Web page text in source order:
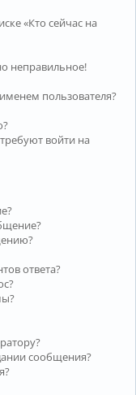
«Кто сейчас на
неправильное!
пользователя?
войти на
ответа?
сообщения?